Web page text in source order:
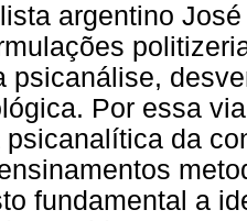
argentino
psicanálise,
Por essa
da
fundamental a